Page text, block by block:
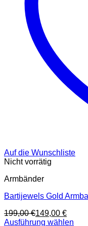
Auf die Wunschliste
Nicht vorrätig
Armbänder
Bartijewels Gold
199,00€149,00 €
Ausführung wählen